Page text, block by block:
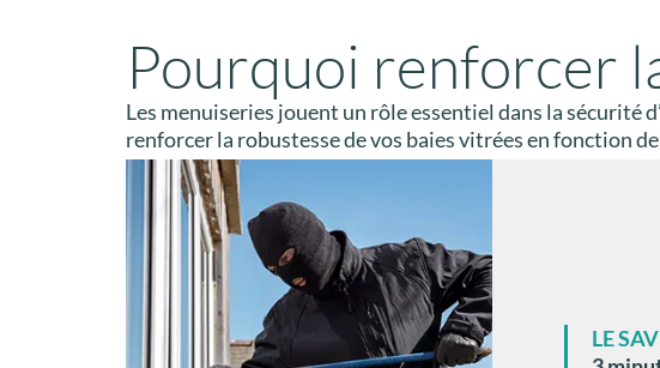
Pourquoi renforcer
Les menuiseries jouent un rôle essentiel dans la sécurité
renforcer la robustesse de vos baies vitrées en fonction
LE